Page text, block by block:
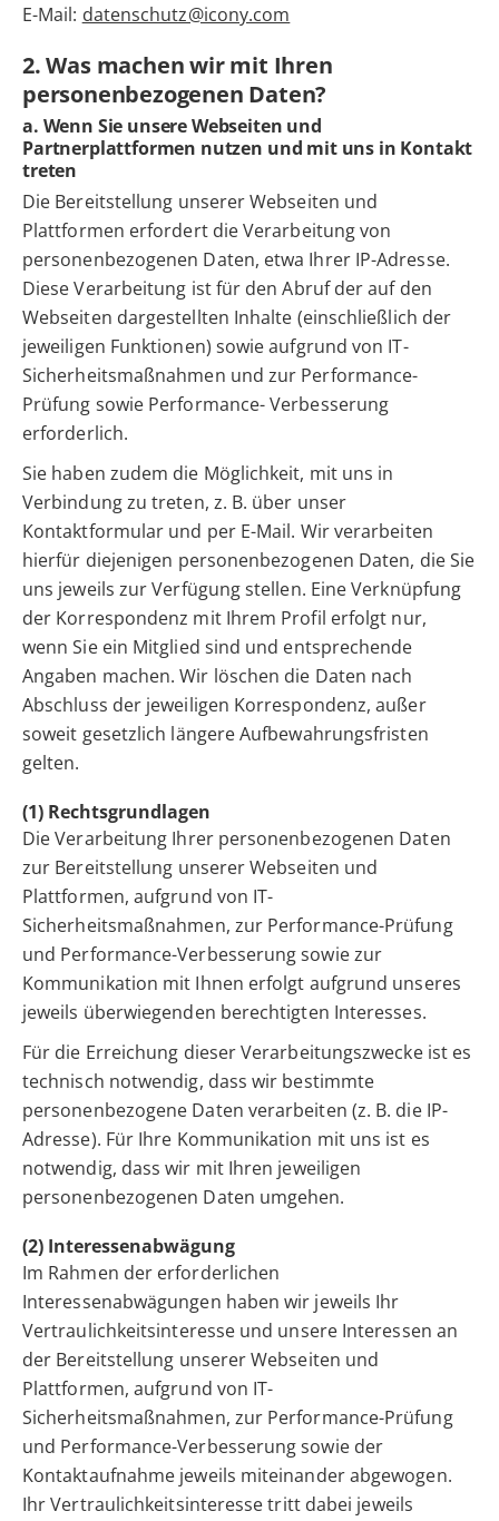
E-Mail: datenschutz@icony.com
2. Was machen wir mit Ihren
personenbezogenen Daten?
a. Wenn Sie unsere Webseiten und
Partnerplattformen nutzen und mit uns in Kontakt
treten
Die Bereitstellung unserer Webseiten und
Plattformen erfordert die Verarbeitung von
personenbezogenen Daten, etwa Ihrer IP-Adresse.
Diese Verarbeitung ist für den Abruf der auf den
Webseiten dargestellten Inhalte (einschließlich der
jeweiligen Funktionen) sowie aufgrund von IT-
Sicherheitsmaßnahmen und zur Performance-
Prüfung sowie Performance- Verbesserung
erforderlich.
Sie haben zudem die Möglichkeit, mit uns in
Verbindung zu treten, z. B. über unser
Kontaktformular und per E-Mail. Wir verarbeiten
hierfür diejenigen personenbezogenen Daten, die Sie
uns jeweils zur Verfügung stellen. Eine Verknüpfung
der Korrespondenz mit Ihrem Profil erfolgt nur,
wenn Sie ein Mitglied sind und entsprechende
Angaben machen. Wir löschen die Daten nach
Abschluss der jeweiligen Korrespondenz, außer
soweit gesetzlich längere Aufbewahrungsfristen
gelten.
(1) Rechtsgrundlagen
Die Verarbeitung Ihrer personenbezogenen Daten
zur Bereitstellung unserer Webseiten und
Plattformen, aufgrund von IT-
Sicherheitsmaßnahmen, zur Performance-Prüfung
und Performance-Verbesserung sowie zur
Kommunikation mit Ihnen erfolgt aufgrund unseres
jeweils überwiegenden berechtigten Interesses.
Für die Erreichung dieser Verarbeitungszwecke ist es
technisch notwendig, dass wir bestimmte
personenbezogene Daten verarbeiten (z. B. die IP-
Adresse). Für Ihre Kommunikation mit uns ist es
notwendig, dass wir mit Ihren jeweiligen
personenbezogenen Daten umgehen.
(2) Interessenabwägung
Im Rahmen der erforderlichen
Interessenabwägungen haben wir jeweils Ihr
Vertraulichkeitsinteresse und unsere Interessen an
der Bereitstellung unserer Webseiten und
Plattformen, aufgrund von IT-
Sicherheitsmaßnahmen, zur Performance-Prüfung
und Performance-Verbesserung sowie der
Kontaktaufnahme jeweils miteinander abgewogen.
Ihr Vertraulichkeitsinteresse tritt dabei jeweils